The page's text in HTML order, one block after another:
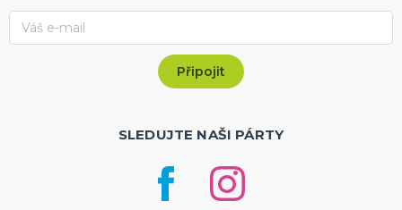
SLEDUJTE NAŠI PÁRTY